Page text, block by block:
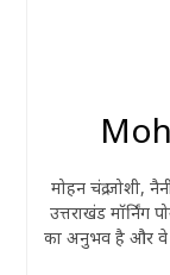
मोहन चंद्र जोशी,
उत्तराखंड मॉर्निंग
का अनुभव है और वे